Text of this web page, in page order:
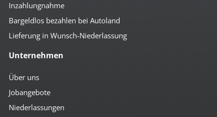
Inzahlungnahme
Bargeldlos bezahlen bei Autoland
Lieferung in Wunsch-Niederlassung
Unternehmen
Über uns
Jobangebote
Niederlassungen